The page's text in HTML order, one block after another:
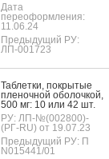
Дата
переоформления:
11.06.24
Предыдущий РУ:
ЛП-001723
Таб­летки, пок­ры­тые
пле­ноч­ной обо­лоч­кой,
500 мг: 10 или 42 шт.
РУ: ЛП-№(002800)-
(РГ-RU) от 19.07.23
Предыдущий РУ: П
N015441/01